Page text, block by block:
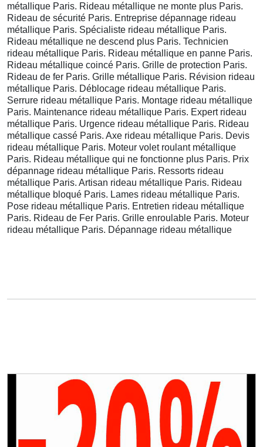
métallique Paris. Rideau métallique ne monte plus Paris.
Rideau de sécurité Paris. Entreprise dépannage rideau
métallique Paris. Spécialiste rideau métallique Paris.
Rideau métallique ne descend plus Paris. Technicien
rideau métallique Paris. Rideau métallique en panne Paris.
Rideau métallique coincé Paris. Grille de protection Paris.
Rideau de fer Paris. Grille métallique Paris. Révision rideau
métallique Paris. Déblocage rideau métallique Paris.
Serrure rideau métallique Paris. Montage rideau métallique
Paris. Maintenance rideau métallique Paris. Expert rideau
métallique Paris. Urgence rideau métallique Paris. Rideau
métallique cassé Paris. Axe rideau métallique Paris. Devis
rideau métallique Paris. Moteur volet roulant métallique
Paris. Rideau métallique qui ne fonctionne plus Paris. Prix
dépannage rideau métallique Paris. Ressorts rideau
métallique Paris. Artisan rideau métallique Paris. Rideau
métallique bloqué Paris. Lames rideau métallique Paris.
Pose rideau métallique Paris. Entretien rideau métallique
Paris. Rideau de Fer Paris. Grille enroulable Paris. Moteur
rideau métallique Paris. Dépannage rideau métallique